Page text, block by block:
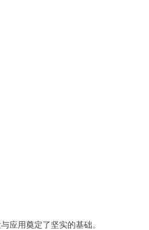
应用奠定了坚实的基础。